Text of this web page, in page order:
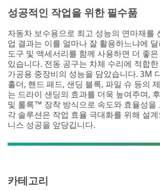
and
vocational
instructors.
Fill
out
the
form
below
to
receive
the
3M
that
your
needs.
shortly
to
email
request.
All
fields
are
required
unless
indicated
optional
성공적인 작업을 위한 필수품
자동차 보수용으로 최고 성능의 연마재를
업 결과는 이를 얼마나 잘 활용하느냐에
도구 및 액세서리를 함께 사용하면 더 좋
있습니다. 전동 공구는 차체 수리에 적합
가공용 중장비의 성능을 담았습니다. 3M
홀더, 핸드 패드, 샌딩 블록, 파일 슈 등의
는 드라이 샌딩의 효과를 더욱 높여주며,
및 롤록™ 장착 방식으로 속도와 효율성을
각 솔루션은 작업 효율 극대화를 위해 설
니스 성공을 앞당깁니다.
카테고리